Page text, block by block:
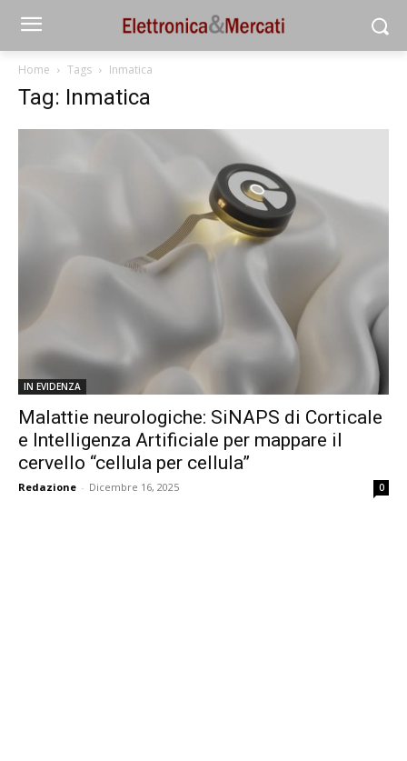
Home Tags Inmatica
Tag: Inmatica
IN EVIDENZA
Malattie neurologiche: SiNAPS di Corticale
e Intelligenza Artificiale per mappare il
cervello “cellula per cellula”
Redazione - Dicembre 16, 2025 0